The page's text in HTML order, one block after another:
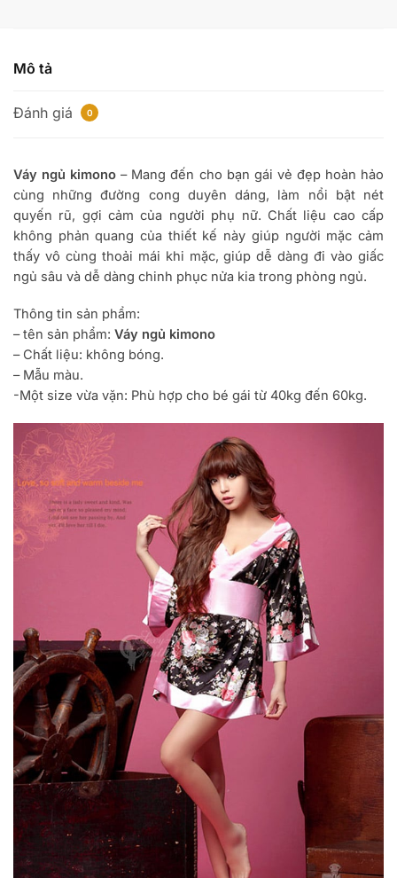
Mô tả
Đánh giá 0
Váy ngủ kimono– Mang đến cho bạn gái vẻ đẹp hoàn hảo
cùng những đường cong duyên dáng, làm nổi bật nét
quyến rũ, gợi cảm của người phụ nữ. Chất liệu cao cấp
không phản quang của thiết kế này giúp người mặc cảm
thấy vô cùng thoải mái khi mặc, giúp dễ dàng đi vào giấc
ngủ sâu và dễ dàng chinh phục nửa kia trong phòng ngủ.
Thông tin sản phẩm:
– tên sản phẩm: Váy ngủ kimono
– Chất liệu: không bóng.
– Mẫu màu.
-Một size vừa vặn: Phù hợp cho bé gái từ 40kg đến 60kg.